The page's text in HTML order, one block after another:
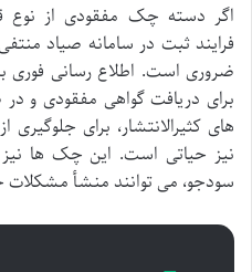
اگر دسته چک مفقودی از نوع
فرایند ثبت در سامانه صیاد
ضروری است. اطلاع رسانی فوری
برای دریافت گواهی مفقودی و
های کثیرالانتشار، برای
نیز حیاتی است. این چک ها
سودجو، می توانند منشأ